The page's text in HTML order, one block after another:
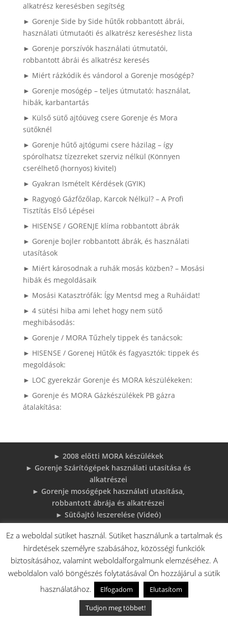
alkatrész keresésben segítség
► Gorenje Side by Side hűtők robbantott ábrái,
használati útmutaóti és alkatrész kereséshez lista
► Gorenje porszívók használati útmutatói,
robbantott ábrái és alkatrész keresés
► Miért rázkódik és vándorol a Gorenje mosógép?
► Gorenje mosógép – teljes útmutató: használat,
hibák, karbantartás
► Külső sütő ajtóüveg csere Gorenje és Mora
sütőknél
► Gorenje hűtő ajtógumi csere házilag – így
spórolhatsz tízezreket szerviz nélkül (Könnyen
cserélhető (hornyos) kivitel)
► Gyakran Ismételt Kérdések (GYIK)
► Ragyogó Gázfőzőlap, Karcok Nélkül? – A Profi
Tisztítás Első Lépései
► HISENSE / GORENJE klíma robbantott ábrák
► Gorenje bojler robbantott ábrák, és használati
utasítások
► Miért károsodnak a ruhák mosás közben? – Mosási
hibák és megoldásaik
► Mosási Katasztrófák: Így Mentsd meg a Ruháidat!
► 4 sütési hiba ami lehet hogy nem sütő
meghibásodás:
► Gorenje / MORA Tűzhely tippek és tanácsok:
► HISENSE / Gorenej Hűtők és fagyasztók: tippek és
megoldások:
► LOC gyerekzár Gorenje és MORA készülékeken:
► Gorenje és MORA Gázkészülékek PB gázra
átalakítása:
► 2008 előtti MORA készülékek
► Gorenje Szárítógépek használati utasítása és
alkatrészei
► Gorenje mosógépek használati utasítása,
robbantott ábrája és alkatrészei
► Sütőajtó leszerelése (Videó)
► Gorenje beépíthető készülékek használati
utasításai és robbantott ábrái
► MORA tűzhelyek használati utasítások
adatlapok robbantott rajzok
► Gorenje Bojler Vízkő problémák és
megoldások
► 6 gyakori sütő hiba, és megoldások
♦Gorenje Háztartásigépek adattábláiról:
Ez a weboldal sütiket használ. Sütiket használunk a tartalmak és
hirdetések személyre szabásához, közösségi funkciók
biztosításához, valamint weboldalforgalmunk elemzéséhez. A
weboldalon való böngészés folytatásával Ön hozzájárul a sütik
használatához.
Elfogadom
Elutasítom
Tudjon meg többet!